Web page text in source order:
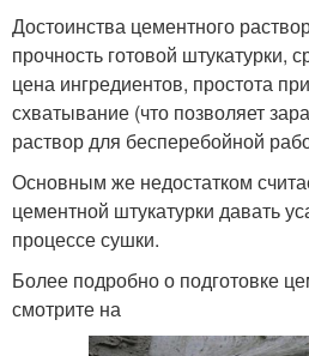
Достоинства цементного
прочность готовой штукатурки,
цена ингредиентов, простота
схватывание (что позволяет
раствор для бесперебойной
Основным же недостатком
цементной штукатурки давать
процессе сушки.
Более подробно о подготовке
смотрите на